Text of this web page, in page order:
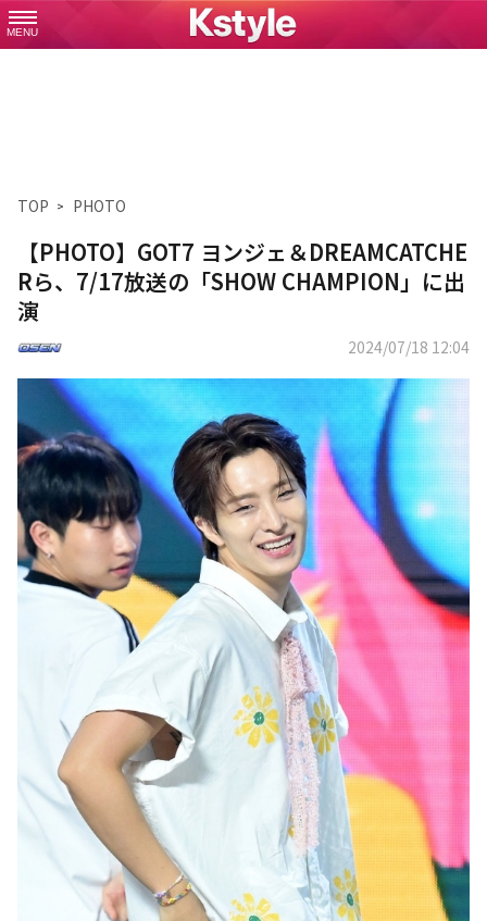
MENU
TOP PHOTO
【PHOTO】GOT7 ヨンジェ＆DREAMCATCHE
Rら、7/17放送の「SHOW CHAMPION」に出
演
2024/07/18 12:04